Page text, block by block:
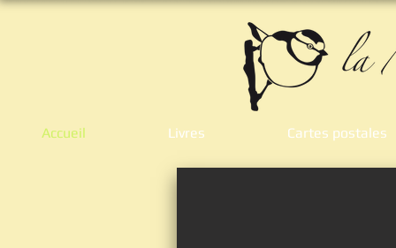
Accueil Livres Cartes postales